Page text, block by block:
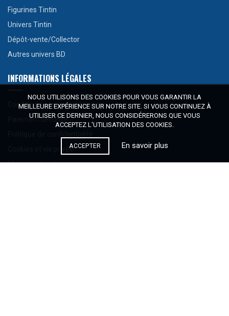
Figurines Tintin
Univers Tintin
Dépôt-vente/Collector
Autres univers BD
INFORMATIONS LÉGALES
Conditions générales de vente
Paiement sécurisé
Cookies et vie privée
Mentions légales
NOUS UTILISONS DES COOKIES POUR VOUS GARANTIR LA
MEILLEURE EXPÉRIENCE SUR NOTRE SITE. SI VOUS CONTINUEZ À
UTILISER CE DERNIER, NOUS CONSIDÉRERONS QUE VOUS
ACCEPTEZ L'UTILISATION DES COOKIES.
ACCEPTER En savoir plus